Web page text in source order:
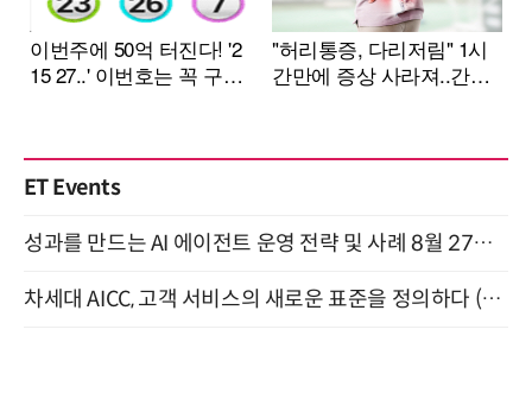
ET Events
성과를 만드는 AI 에이전트 운영 전략 및 사례 8월 27일 개최
차세대 AICC, 고객 서비스의 새로운 표준을 정의하다 (9/9)